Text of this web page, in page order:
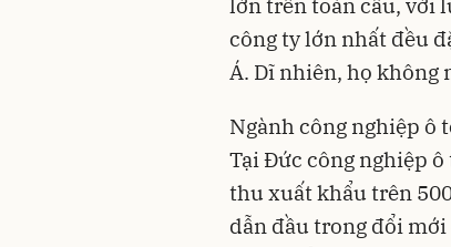
công ty lớn nhất đều
Á. Dĩ nhiên, họ không
Ngành công nghiệp ô
Tại Đức công nghiệp
thu xuất khẩu trên
dẫn đầu trong đổi